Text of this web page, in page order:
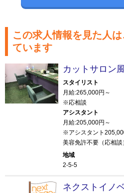
この求人情報を見た人
ています
カットサロ
スタイリスト
月給:265,000円～
※応相談
アシスタント
月給:205,000円～
※アシスタント
美容免許不要（応相
地域
2-5-5
ネクストイノ